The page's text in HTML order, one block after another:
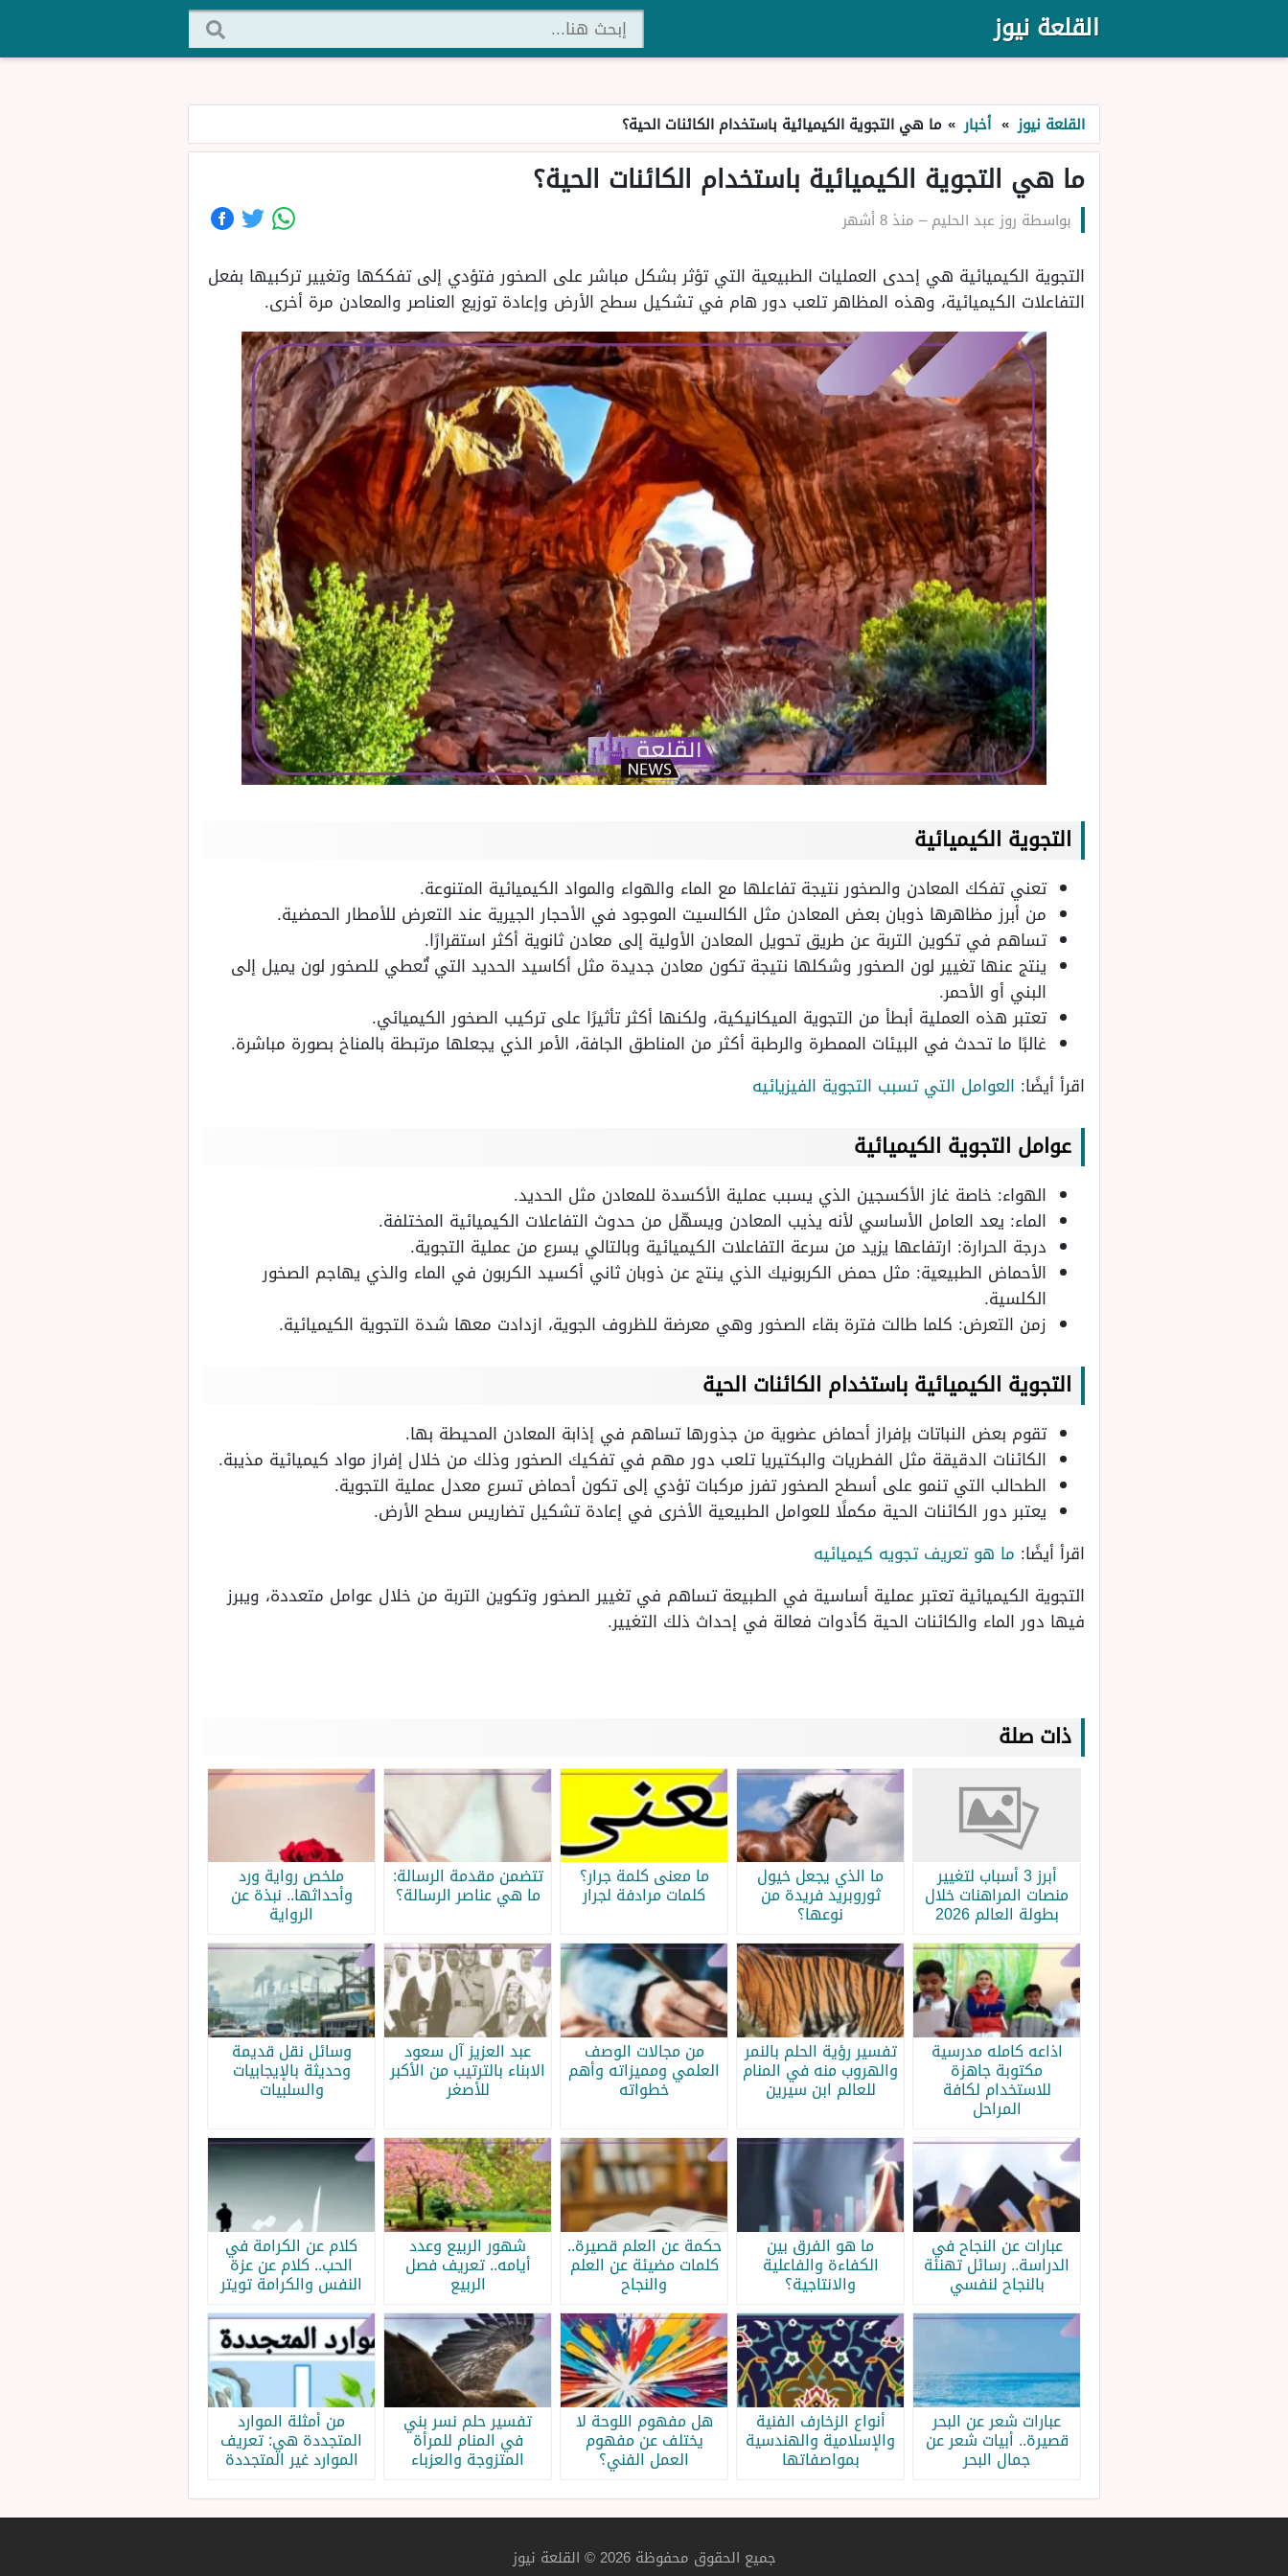
القلعة نيوز
القلعة نيوز » أخبار » ما هي التجوية الكيميائية باستخدام الكائنات الحية؟
ما هي التجوية الكيميائية باستخدام الكائنات الحية؟
بواسطة روز عبد الحليم– منذ 8 أشهر
التجوية الكيميائية هي إحدى العمليات الطبيعية التي تؤثر بشكل مباشر على الصخور فتؤدي إلى تفككها وتغيير تركبيها بفعل
التفاعلات الكيميائية، وهذه المظاهر تلعب دور هام في تشكيل سطح الأرض وإعادة توزيع العناصر والمعادن مرة أخرى.
التجوية الكيميائية
تعني تفكك المعادن والصخور نتيجة تفاعلها مع الماء والهواء والمواد الكيميائية المتنوعة.
من أبرز مظاهرها ذوبان بعض المعادن مثل الكالسيت الموجود في الأحجار الجيرية عند التعرض للأمطار الحمضية.
تساهم في تكوين التربة عن طريق تحويل المعادن الأولية إلى معادن ثانوية أكثر استقرارًا.
ينتج عنها تغيير لون الصخور وشكلها نتيجة تكون معادن جديدة مثل أكاسيد الحديد التي تٌعطي للصخور لون يميل إلى
البني أو الأحمر.
تعتبر هذه العملية أبطأ من التجوية الميكانيكية، ولكنها أكثر تأثيرًا على تركيب الصخور الكيميائي.
غالبًا ما تحدث في البيئات الممطرة والرطبة أكثر من المناطق الجافة، الأمر الذي يجعلها مرتبطة بالمناخ بصورة مباشرة.
اقرأ أيضًا: العوامل التي تسبب التجوية الفيزيائيه
عوامل التجوية الكيميائية
الهواء: خاصة غاز الأكسجين الذي يسبب عملية الأكسدة للمعادن مثل الحديد.
الماء: يعد العامل الأساسي لأنه يذيب المعادن ويسهّل من حدوث التفاعلات الكيميائية المختلفة.
درجة الحرارة: ارتفاعها يزيد من سرعة التفاعلات الكيميائية وبالتالي يسرع من عملية التجوية.
الأحماض الطبيعية: مثل حمض الكربونيك الذي ينتج عن ذوبان ثاني أكسيد الكربون في الماء والذي يهاجم الصخور
الكلسية.
زمن التعرض: كلما طالت فترة بقاء الصخور وهي معرضة للظروف الجوية، ازدادت معها شدة التجوية الكيميائية.
التجوية الكيميائية باستخدام الكائنات الحية
تقوم بعض النباتات بإفراز أحماض عضوية من جذورها تساهم في إذابة المعادن المحيطة بها.
الكائنات الدقيقة مثل الفطريات والبكتيريا تلعب دور مهم في تفكيك الصخور وذلك من خلال إفراز مواد كيميائية مذيبة.
الطحالب التي تنمو على أسطح الصخور تفرز مركبات تؤدي إلى تكون أحماض تسرع معدل عملية التجوية.
يعتبر دور الكائنات الحية مكملًا للعوامل الطبيعية الأخرى في إعادة تشكيل تضاريس سطح الأرض.
اقرأ أيضًا: ما هو تعريف تجويه كيميائيه
التجوية الكيميائية تعتبر عملية أساسية في الطبيعة تساهم في تغيير الصخور وتكوين التربة من خلال عوامل متعددة، ويبرز
فيها دور الماء والكائنات الحية كأدوات فعالة في إحداث ذلك التغيير.
ذات صلة
أبرز 3 أسباب لتغيير
منصات المراهنات خلال
بطولة العالم 2026
ما الذي يجعل خيول
ثوروبريد فريدة من
نوعها؟
ما معنى كلمة جرار؟
كلمات مرادفة لجرار
تتضمن مقدمة الرسالة:
ما هي عناصر الرسالة؟
ملخص رواية ورد
وأحداثها.. نبذة عن
الرواية
اذاعه كامله مدرسية
مكتوبة جاهزة
للاستخدام لكافة
المراحل
تفسير رؤية الحلم بالنمر
والهروب منه في المنام
للعالم ابن سيرين
من مجالات الوصف
العلمي ومميزاته وأهم
خطواته
عبد العزيز آل سعود
الابناء بالترتيب من الأكبر
للأصغر
وسائل نقل قديمة
وحديثة بالإيجابيات
والسلبيات
عبارات عن النجاح في
الدراسة.. رسائل تهنئة
بالنجاح لنفسي
ما هو الفرق بين
الكفاءة والفاعلية
والانتاجية؟
حكمة عن العلم قصيرة..
كلمات مضيئة عن العلم
والنجاح
شهور الربيع وعدد
أيامه.. تعريف فصل
الربيع
كلام عن الكرامة في
الحب.. كلام عن عزة
النفس والكرامة تويتر
عبارات شعر عن البحر
قصيرة.. أبيات شعر عن
جمال البحر
أنواع الزخارف الفنية
والإسلامية والهندسية
بمواصفاتها
هل مفهوم اللوحة لا
يختلف عن مفهوم
العمل الفني؟
تفسير حلم نسر بني
في المنام للمرأة
المتزوجة والعزباء
من أمثلة الموارد
المتجددة هي: تعريف
الموارد غير المتجددة
جميع الحقوق محفوظة 2026 © القلعة نيوز